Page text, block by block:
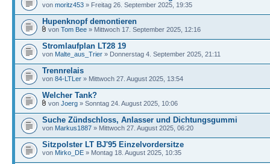
von moritz453 » Freitag 26. September 2025, 19:35
Hupenknopf demontieren
von Tom Bee » Mittwoch 17. September 2025, 12:16
Stromlaufplan LT28 19
von Malte_aus_Trier » Donnerstag 4. September 2025, 21:11
Trennrelais
von 84-LTLer » Mittwoch 27. August 2025, 13:54
Welcher Tank?
von Joerg » Sonntag 24. August 2025, 10:06
Suche Zündschloss, Anlasser und Dichtungsgummi
von Markus1887 » Mittwoch 27. August 2025, 06:20
Sitzpolster LT BJ'95 Einzelvordersitze
von Mirko_DE » Montag 18. August 2025, 10:35